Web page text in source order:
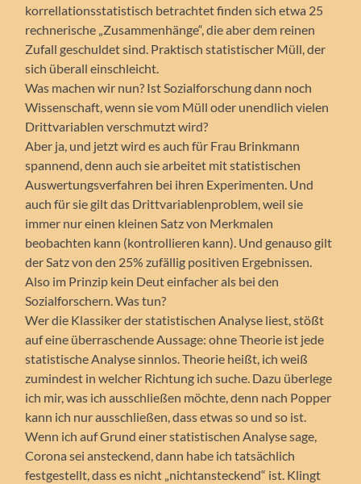
korrellationsstatistisch betrachtet finden sich etwa 25
rechnerische „Zusammenhänge“, die aber dem reinen
Zufall geschuldet sind. Praktisch statistischer Müll, der
sich überall einschleicht.
Was machen wir nun? Ist Sozialforschung dann noch
Wissenschaft, wenn sie vom Müll oder unendlich vielen
Drittvariablen verschmutzt wird?
Aber ja, und jetzt wird es auch für Frau Brinkmann
spannend, denn auch sie arbeitet mit statistischen
Auswertungsverfahren bei ihren Experimenten. Und
auch für sie gilt das Drittvariablenproblem, weil sie
immer nur einen kleinen Satz von Merkmalen
beobachten kann (kontrollieren kann). Und genauso gilt
der Satz von den 25% zufällig positiven Ergebnissen.
Also im Prinzip kein Deut einfacher als bei den
Sozialforschern. Was tun?
Wer die Klassiker der statistischen Analyse liest, stößt
auf eine überraschende Aussage: ohne Theorie ist jede
statistische Analyse sinnlos. Theorie heißt, ich weiß
zumindest in welcher Richtung ich suche. Dazu überlege
ich mir, was ich ausschließen möchte, denn nach Popper
kann ich nur ausschließen, dass etwas so und so ist.
Wenn ich auf Grund einer statistischen Analyse sage,
Corona sei ansteckend, dann habe ich tatsächlich
festgestellt, dass es nicht „nichtansteckend“ ist. Klingt